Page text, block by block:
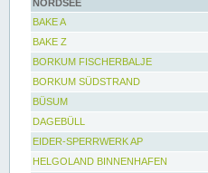
NORDSEE
BAKE A
BAKE Z
BORKUM FISCHERBALJE
BORKUM SÜDSTRAND
BÜSUM
DAGEBÜLL
EIDER-SPERRWERK AP
HELGOLAND BINNENHAFEN